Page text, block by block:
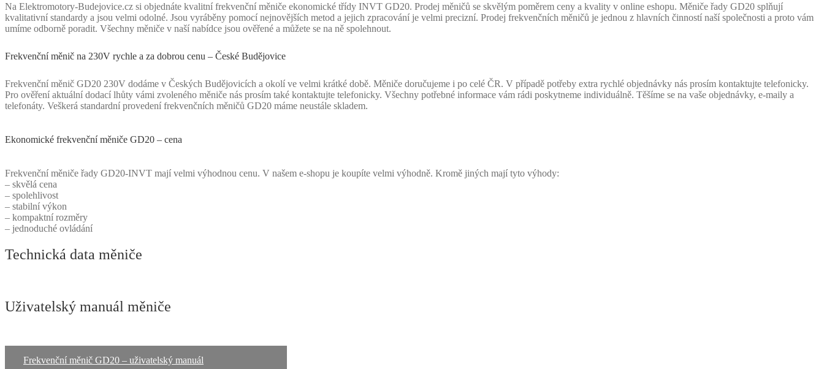
Na Elektromotory-Budejovice.cz si objednáte kvalitní frekvenční měniče ekonomické třídy INVT GD20. Prodej měničů se skvělým poměrem ceny a kvality v online eshopu. Měniče řady GD20 splňují
kvalitativní standardy a jsou velmi odolné. Jsou vyráběny pomocí nejnovějších metod a jejich zpracování je velmi precizní. Prodej frekvenčních měničů je jednou z hlavních činností naší společnosti a proto vám
umíme odborně poradit. Všechny měniče v naší nabídce jsou ověřené a můžete se na ně spolehnout.
Frekvenční měnič na 230V rychle a za dobrou cenu – České Budějovice
Frekvenční měnič GD20 230V dodáme v Českých Budějovicích a okolí ve velmi krátké době. Měniče doručujeme i po celé ČR. V případě potřeby extra rychlé objednávky nás prosím kontaktujte telefonicky.
Pro ověření aktuální dodací lhůty vámi zvoleného měniče nás prosím také kontaktujte telefonicky. Všechny potřebné informace vám rádi poskytneme individuálně. Těšíme se na vaše objednávky, e-maily a
telefonáty. Veškerá standardní provedení frekvenčních měničů GD20 máme neustále skladem.
Ekonomické frekvenční měniče GD20 – cena
Frekvenční měniče řady GD20-INVT mají velmi výhodnou cenu. V našem e-shopu je koupíte velmi výhodně. Kromě jiných mají tyto výhody:
– skvělá cena
– spolehlivost
– stabilní výkon
– kompaktní rozměry
– jednoduché ovládání
Technická data měniče
Uživatelský manuál měniče
Frekvenční měnič GD20 – uživatelský manuál